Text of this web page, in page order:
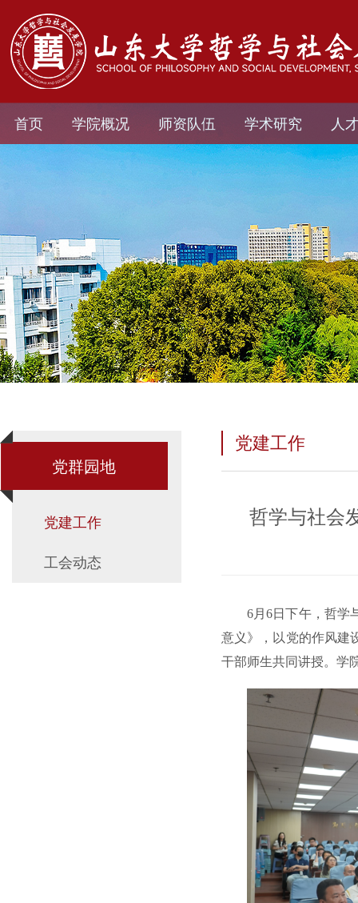
首页 学院概况 师资队伍 学术研究 人
党群园地
党建工作
工会动态
党建工作
哲学与社会
6月6日下午，哲学
意义》，以党的作风建
干部师生共同讲授。学